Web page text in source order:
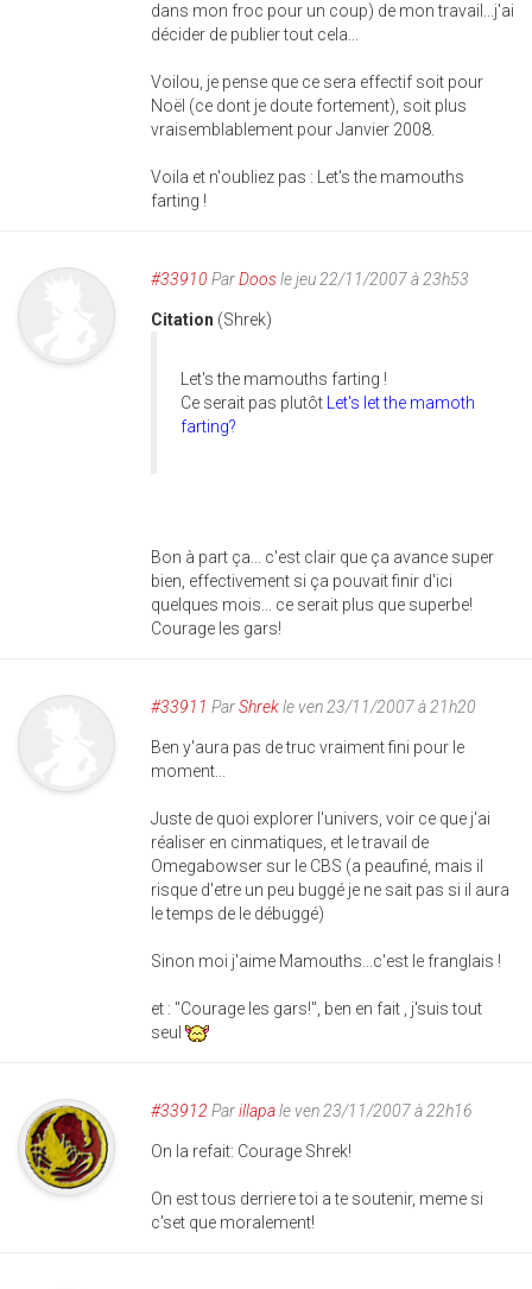
dans mon froc pour un coup) de mon travail...j'ai
décider de publier tout cela...
Voilou, je pense que ce sera effectif soit pour
Noël (ce dont je doute fortement), soit plus
vraisemblablement pour Janvier 2008.
Voila et n'oubliez pas : Let's the mamouths
farting !
#33910 ParDoosle jeu 22/11/2007 à 23h53
Citation (Shrek)
Let's the mamouths farting !
Ce serait pas plutôt
Let's let the mamoth
farting?
Bon à part ça... c'est clair que ça avance super
bien, effectivement si ça pouvait finir d'ici
quelques mois... ce serait plus que superbe!
Courage les gars!
#33911 ParShrekle ven 23/11/2007 à 21h20
Ben y'aura pas de truc vraiment fini pour le
moment...
Juste de quoi explorer l'univers, voir ce que j'ai
réaliser en cinmatiques, et le travail de
Omegabowser sur le CBS (a peaufiné, mais il
risque d'etre un peu buggé je ne sait pas si il aura
le temps de le débuggé)
Sinon moi j'aime Mamouths...c'est le franglais !
et : "Courage les gars!", ben en fait , j'suis tout
seul
#33912 Parillapale ven 23/11/2007 à 22h16
On la refait: Courage Shrek!
On est tous derriere toi a te soutenir, meme si
c'set que moralement!